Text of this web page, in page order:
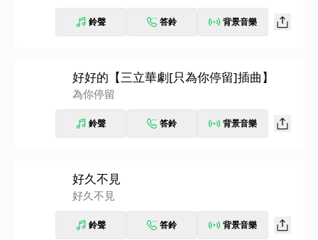
鈴聲 答鈴 背景音樂
好好的【三立華劇[只為你停留]插曲】
為你停留
鈴聲 答鈴 背景音樂
好久不見
好久不見
鈴聲 答鈴 背景音樂